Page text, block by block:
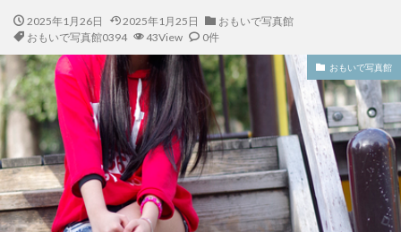
2025年1月26日 2025年1月25日
おもいで写真館
おもいで写真館0394
43View 0件
おもいで写真館